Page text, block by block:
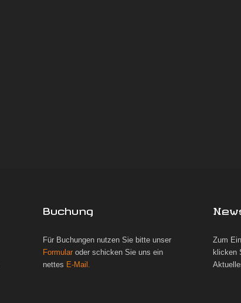
Buchung
Für Buchungen nutzen Sie bitte unser
Formular oder schicken Sie uns ein
nettes E-Mail.
Zum
klicken